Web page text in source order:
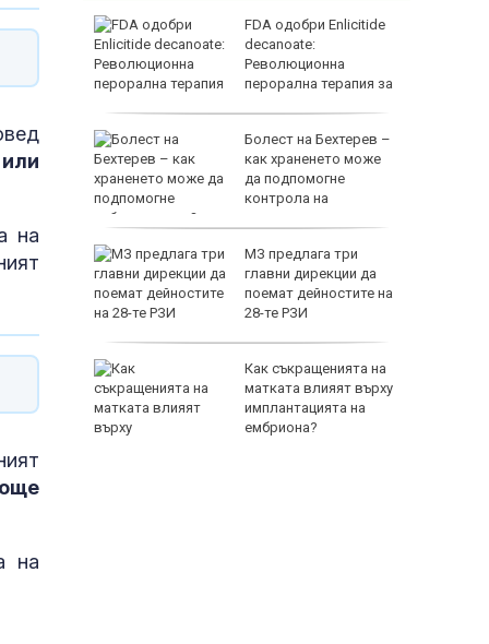
на
на
от
FDA одобри Еnlicitide
decanoate:
Революционна
перорална терапия за
Болест на Бехтерев –
как храненето може
да подпомогне
контрола на
заболяването?
МЗ предлага три
главни дирекции да
поемат дейностите на
28-те РЗИ
Как съкращенията на
матката влияят върху
имплантацията на
ембриона?